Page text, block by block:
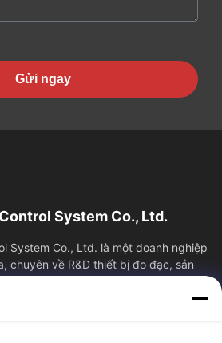
Gửi ngay
System Co., Ltd.
System Co., Ltd. là một doanh nghiệp
chuyên về R&D thiết bị đo đạc, sản